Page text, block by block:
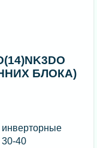
БЛОКА)
инверторные
30-40